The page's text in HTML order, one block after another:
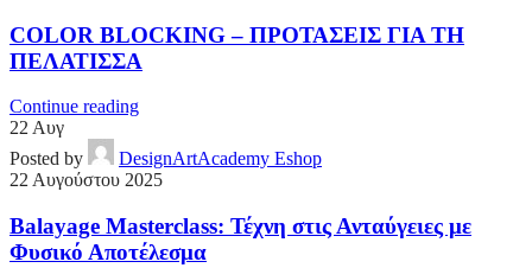
COLOR BLOCKING – ΠΡΟΤΑΣΕΙΣ ΓΙΑ ΤΗ
ΠΕΛΑΤΙΣΣΑ
Continue reading
22 Αυγ
Posted by
DesignArtAcademy Eshop
22 Αυγούστου 2025
Balayage Masterclass: Τέχνη στις Ανταύγειες με
Φυσικό Αποτέλεσμα